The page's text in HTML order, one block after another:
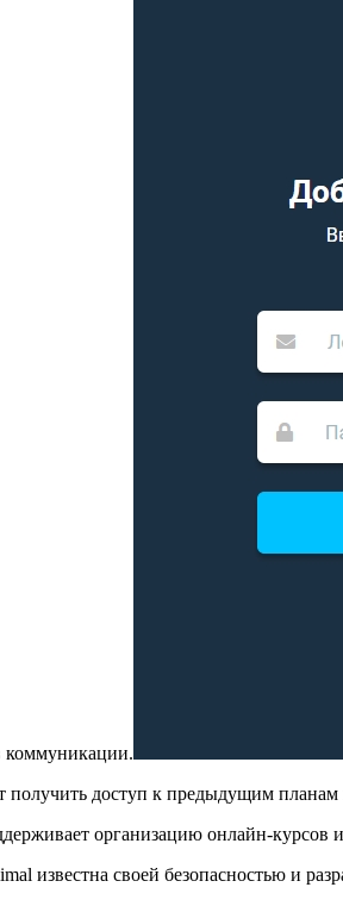
коммуникации.
получить доступ к предыдущим
организацию онлайн-курсов
известна своей безопасностью и